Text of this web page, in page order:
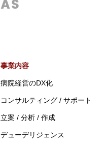
事業内容
病院経営のDX化
コンサルティング / サポート
立案 / 分析 / 作成
デューデリジェンス